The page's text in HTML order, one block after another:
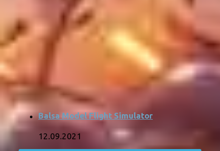
Balsa Model Flight Simulator
12.09.2021